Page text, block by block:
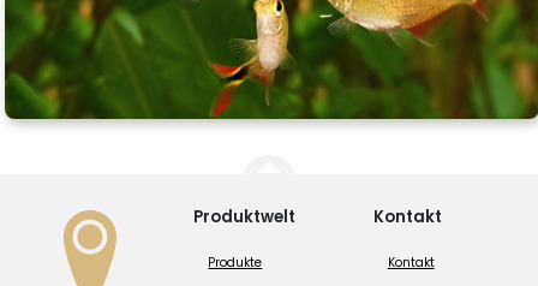
Produktwelt
Produkte
Kontakt
Kontakt